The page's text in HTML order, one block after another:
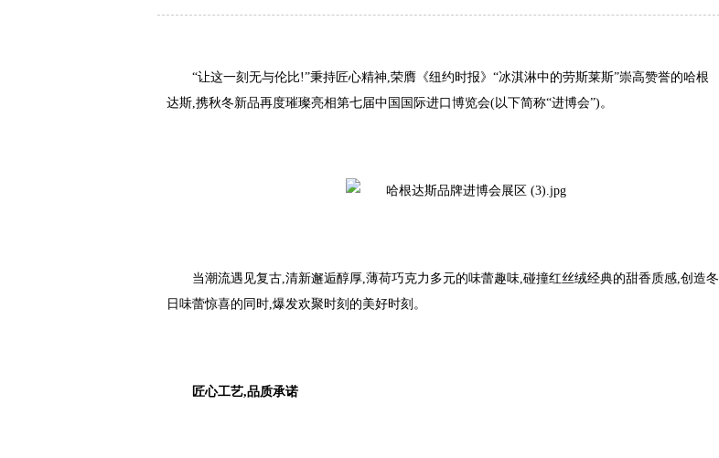
“让这一刻无与伦比!”秉持匠心精神,荣膺《纽约时报》“冰淇淋中的劳斯莱斯”崇高赞誉的哈根
达斯,携秋冬新品再度璀璨亮相第七届中国国际进口博览会(以下简称“进博会”)。
当潮流遇见复古,清新邂逅醇厚,薄荷巧克力多元的味蕾趣味,碰撞红丝绒经典的甜香质感,创造冬
日味蕾惊喜的同时,爆发欢聚时刻的美好时刻。
匠心工艺,品质承诺